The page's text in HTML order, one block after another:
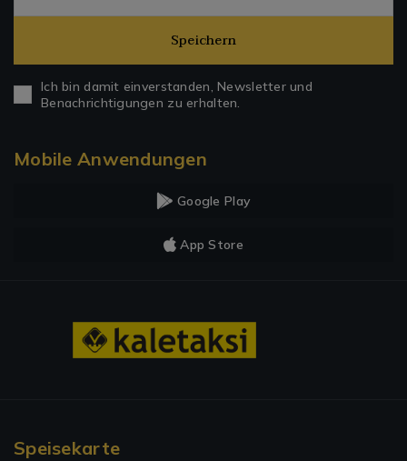
Speichern
Ich bin damit einverstanden, Newsletter und
Benachrichtigungen zu erhalten.
Mobile Anwendungen
Google Play
App Store
Speisekarte